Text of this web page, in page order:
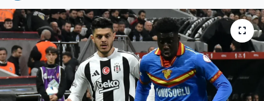
Otomobil
Oyun
Ramazan